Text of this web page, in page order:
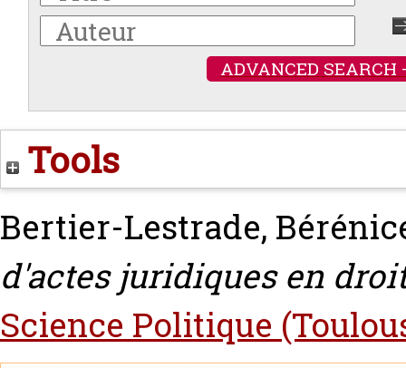
ADVANCED SEARCH
Tools
Bertier-Lestrade,
d'actes juridiques en
Science Politique